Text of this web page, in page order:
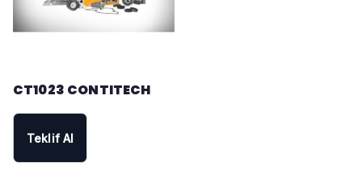
CT1023 CONTITECH
Teklif Al